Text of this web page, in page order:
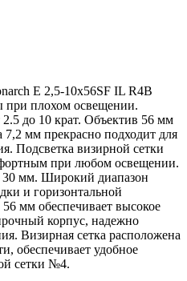
E 2,5-10x56SF IL R4B
при плохом освещении.
до 10 крат. Объектив 56 мм
7,2 мм прекрасно подходит для
Подсветка визирной сетки
при любом освещении.
30 мм. Широкий диапазон
и горизонтальной
мм обеспечивает высокое
корпус, надежно
Визирная сетка расположена
обеспечивает удобное
сетки №4.